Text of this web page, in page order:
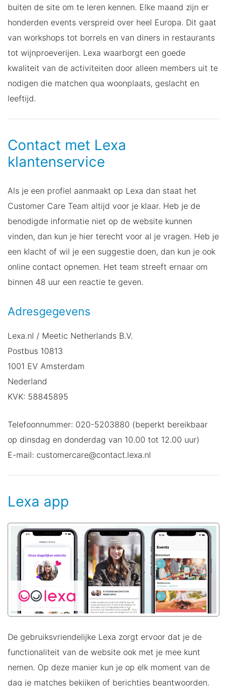
buiten de site om te leren kennen. Elke maand zijn er
honderden events verspreid over heel Europa. Dit gaat
van workshops tot borrels en van diners in restaurants
tot wijnproeverijen. Lexa waarborgt een goede
kwaliteit van de activiteiten door alleen members uit te
nodigen die matchen qua woonplaats, geslacht en
leeftijd.
Contact met Lexa
klantenservice
Als je een profiel aanmaakt op Lexa dan staat het
Customer Care Team altijd voor je klaar. Heb je de
benodigde informatie niet op de website kunnen
vinden, dan kun je hier terecht voor al je vragen. Heb je
een klacht of wil je een suggestie doen, dan kun je ook
online contact opnemen. Het team streeft ernaar om
binnen 48 uur een reactie te geven.
Adresgegevens
Lexa.nl / Meetic Netherlands B.V.
Postbus 10813
1001 EV Amsterdam
Nederland
KVK: 58845895
Telefoonnummer: 020-5203880 (beperkt bereikbaar
op dinsdag en donderdag van 10.00 tot 12.00 uur)
E-mail: customercare@contact.lexa.nl
Lexa app
De gebruiksvriendelijke Lexa zorgt ervoor dat je de
functionaliteit van de website ook met je mee kunt
nemen. Op deze manier kun je op elk moment van de
dag je matches bekijken of berichtjes beantwoorden.